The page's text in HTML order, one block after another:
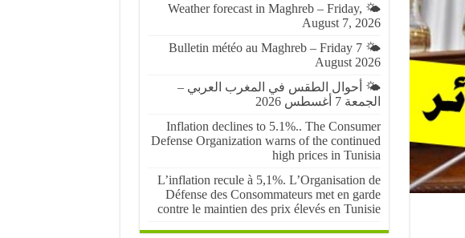
🌤️ Weather forecast in Maghreb – Friday,
August 7, 2026
🌤️ Bulletin météo au Maghreb – Friday 7
August 2026
🌤️ أحوال الطقس في المغرب العربي –
الجمعة 7 أغسطس 2026
Inflation declines to 5.1%.. The Consumer
Defense Organization warns of the continued
high prices in Tunisia
L’inflation recule à 5,1%. L’Organisation de
Défense des Consommateurs met en garde
contre le maintien des prix élevés en Tunisie